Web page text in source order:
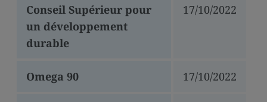
Conseil Supérieur pour
un développement
durable
17/10/2022
Omega 90 17/10/2022